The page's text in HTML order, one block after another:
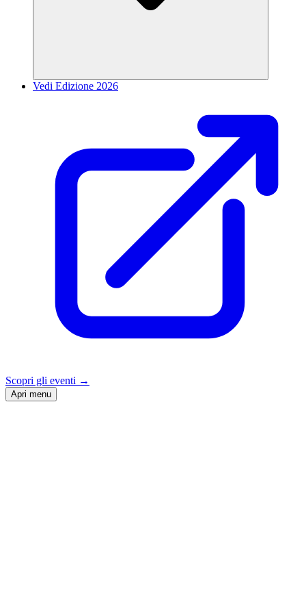
Vedi Edizione 2026
Scopri gli eventi →
Apri menu